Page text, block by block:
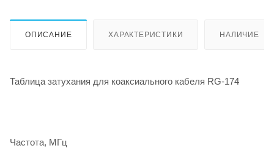
ОПИСАНИЕ ХАРАКТЕРИСТИКИ НАЛИЧИЕ
Таблица затухания для коаксиального кабеля RG-174
Частота, МГц